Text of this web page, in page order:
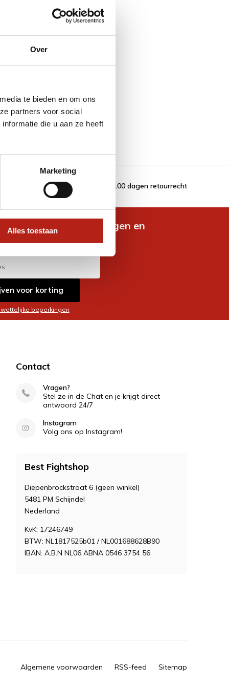
Over
te bieden en om ons
partners voor social
die u aan ze heeft
Marketing
Alles toestaan
100 dagen retourrecht
nieuwste aanbiedingen en
voor korting
beperkingen
Contact
Vragen?
Stel ze in de Chat en je krijgt direct
antwoord 24/7
Instagram
Volg ons op Instagram!
Best Fightshop
Diepenbrockstraat 6 (geen winkel)
5481 PM Schijndel
Nederland
KvK: 17246749
BTW: NL1817525b01 / NL001688628B90
IBAN: A.B.N NL06 ABNA 0546 3754 56
Algemene voorwaarden RSS-feed Sitemap